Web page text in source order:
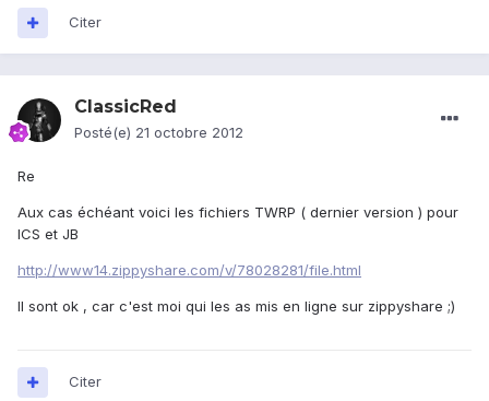
Citer
ClassicRed
Posté(e) 21 octobre 2012
Re
Aux cas échéant voici les fichiers TWRP ( dernier version ) pour
ICS et JB
http://www14.zippyshare.com/v/78028281/file.html
Il sont ok , car c'est moi qui les as mis en ligne sur zippyshare ;)
Citer